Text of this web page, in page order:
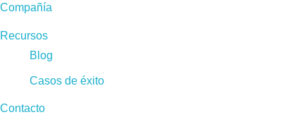
Compañía
Recursos
Blog
Casos de éxito
Contacto